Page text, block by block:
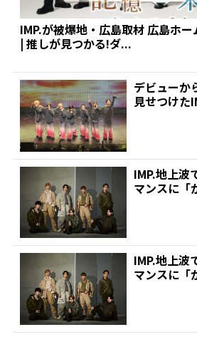
IMP.が被爆地・広島取材 広島ホ
| 推しが見つかる!ダ...
デビューか
見せつけた
IMP.地上波
マンスに「
IMP.地上波
マンスに「